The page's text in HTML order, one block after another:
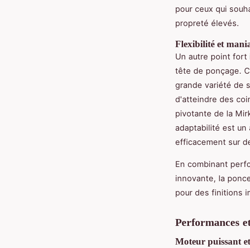
pour ceux qui
propreté élevés.
Flexibilité et
Un autre point fort
tête de ponçage.
grande variété de
d'atteindre des
pivotante de la
adaptabilité est un
efficacement sur
En combinant
innovante, la
pour des finitions
Performances
Moteur puissant